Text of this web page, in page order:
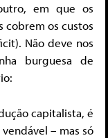
em que os
cobrem os custos
Não deve nos
burguesa de
capitalista, é
– mas só